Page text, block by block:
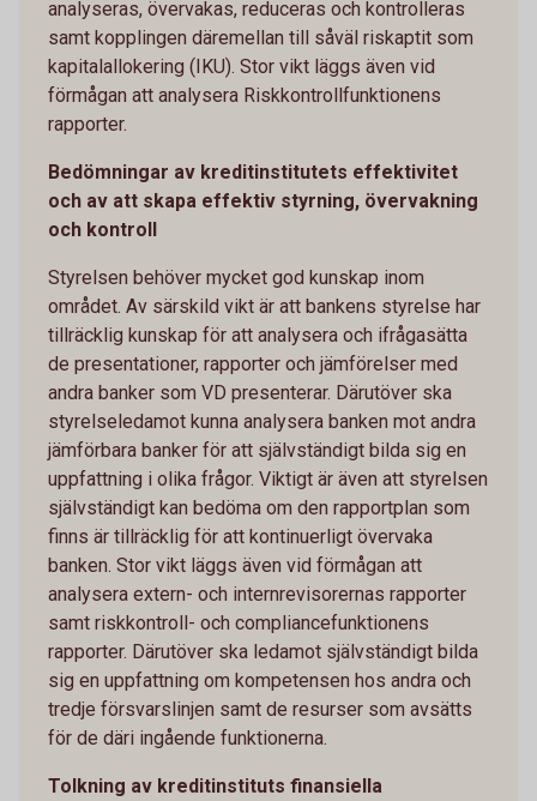
analyseras, övervakas, reduceras och kontrolleras
samt kopplingen däremellan till såväl riskaptit som
kapitalallokering (IKU). Stor vikt läggs även vid
förmågan att analysera Riskkontrollfunktionens
rapporter.
Bedömningar av kreditinstitutets effektivitet
och av att skapa effektiv styrning, övervakning
och kontroll
Styrelsen behöver mycket god kunskap inom
området. Av särskild vikt är att bankens styrelse har
tillräcklig kunskap för att analysera och ifrågasätta
de presentationer, rapporter och jämförelser med
andra banker som VD presenterar. Därutöver ska
styrelseledamot kunna analysera banken mot andra
jämförbara banker för att självständigt bilda sig en
uppfattning i olika frågor. Viktigt är även att styrelsen
självständigt kan bedöma om den rapportplan som
finns är tillräcklig för att kontinuerligt övervaka
banken. Stor vikt läggs även vid förmågan att
analysera extern- och internrevisorernas rapporter
samt riskkontroll- och compliancefunktionens
rapporter. Därutöver ska ledamot självständigt bilda
sig en uppfattning om kompetensen hos andra och
tredje försvarslinjen samt de resurser som avsätts
för de däri ingående funktionerna.
Tolkning av kreditinstituts finansiella